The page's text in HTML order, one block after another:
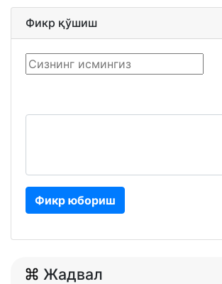
Фикр қўшиш
Фикр юбориш
Жадвал